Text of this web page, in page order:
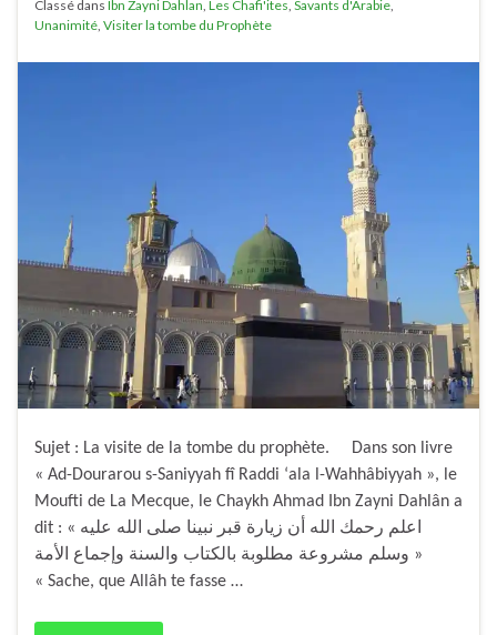
Classé dans Ibn Zayni Dahlan Les Chafi'ites Savants d'Arabie
Unanimité Visiter la tombe du Prophète
Sujet : La visite de la tombe du prophète. Dans son livre
« Ad-Dourarou s-Saniyyah fî Raddi ‘ala l-Wahhâbiyyah », le
Moufti de La Mecque, le Chaykh Ahmad Ibn Zayni Dahlân a
dit : « اعلم رحمك الله أن زيارة قبر نبينا صلى الله عليه
وسلم مشروعة مطلوبة بالكتاب والسنة وإجماع الأمة »
« Sache, que Allâh te fasse …